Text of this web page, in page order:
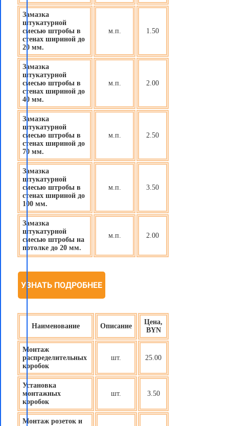
Замазка
штукатурной
смесью штробы в
стенах шириной до
20 мм.
м.п. 1.50
Замазка
штукатурной
смесью штробы в
стенах шириной до
40 мм.
м.п. 2.00
Замазка
штукатурной
смесью штробы в
стенах шириной до
70 мм.
м.п. 2.50
Замазка
штукатурной
смесью штробы в
стенах шириной до
100 мм.
м.п. 3.50
Замазка
штукатурной
смесью штробы на
потолке до 20 мм.
м.п. 2.00
УЗНАТЬ ПОДРОБНЕЕ
Наименование Описание
Цена,
BYN
Монтаж
распределительных
коробок
шт. 25.00
Установка
монтажных
коробок
шт. 3.50
Монтаж розеток и